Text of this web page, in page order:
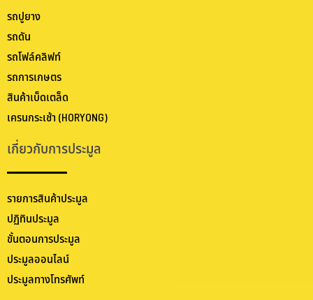
รถปูยาง
รถดัน
รถโฟล์คลิฟท์
รถการเกษตร
สินค้าเบ็ดเตล็ด
เครนกระเช้า (HORYONG)
เกี่ยวกับการประมูล
รายการสินค้าประมูล
ปฏิทินประมูล
ขั้นตอนการประมูล
ประมูลออนไลน์
ประมูลทางโทรศัพท์